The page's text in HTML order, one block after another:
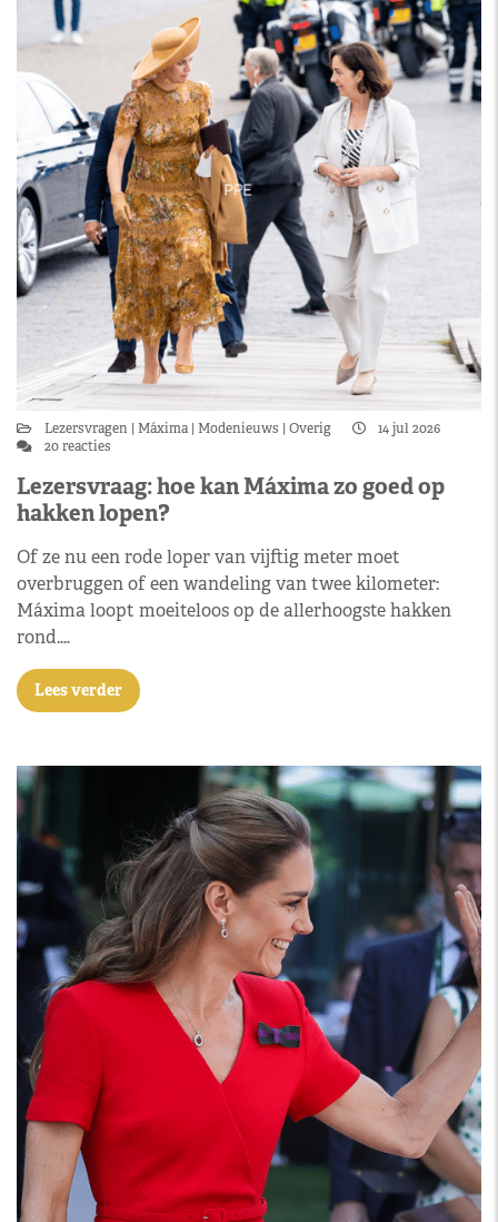
Lezersvragen Máxima Modenieuws Overig
14 jul 2026
20 reacties
Lezersvraag: hoe kan Máxima zo goed op
hakken lopen?
Of ze nu een rode loper van vijftig meter moet
overbruggen of een wandeling van twee kilometer:
Máxima loopt moeiteloos op de allerhoogste hakken
rond.…
Lees verder